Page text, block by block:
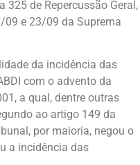
325 de Repercussão Geral,
09 e 23/09 da Suprema
da incidência das
com o advento da
a qual, dentre outras
ao artigo 149 da
por maioria, negou o
a incidência das